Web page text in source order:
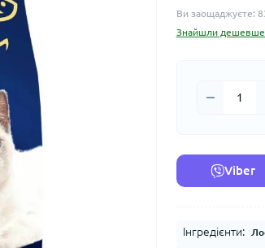
Ви заощаджуєте:
Знайшли
Viber
Інгредієнти: